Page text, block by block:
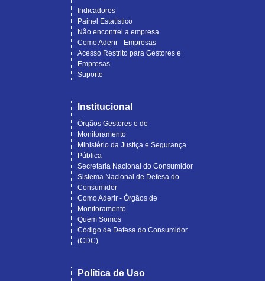
Indicadores
Painel Estatístico
Não encontrei a empresa
Como Aderir - Empresas
Acesso Restrito para Gestores e
Empresas
Suporte
Institucional
Órgãos Gestores e de
Monitoramento
Ministério da Justiça e Segurança
Pública
Secretaria Nacional do Consumidor
Sistema Nacional de Defesa do
Consumidor
Como Aderir - Órgãos de
Monitoramento
Quem Somos
Código de Defesa do Consumidor
(CDC)
Política de Uso